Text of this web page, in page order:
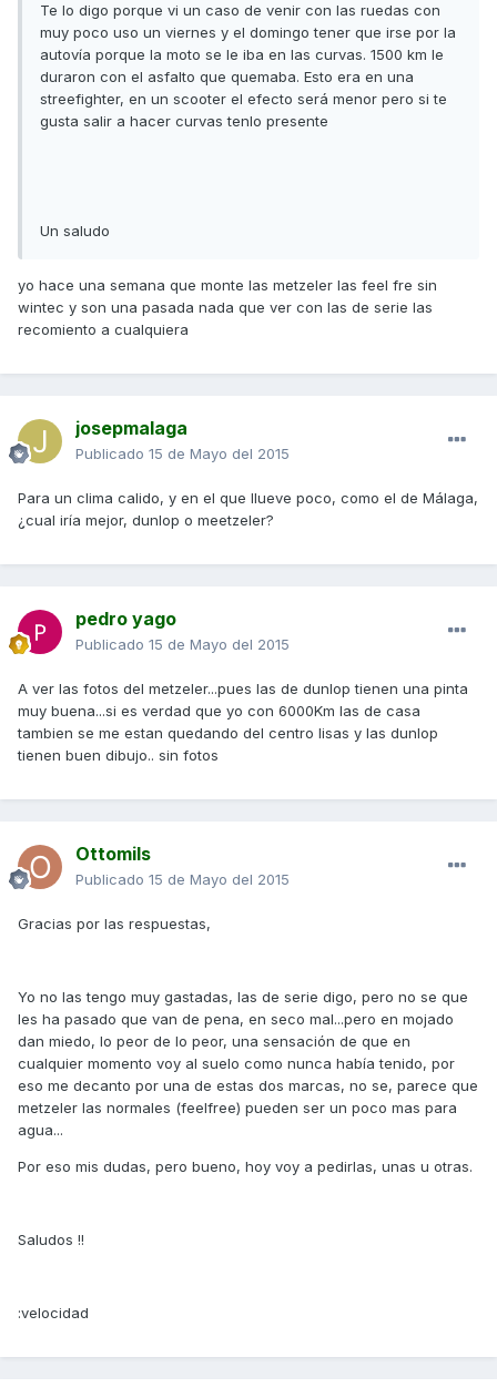
Te lo digo porque vi un caso de venir con las ruedas con
muy poco uso un viernes y el domingo tener que irse por la
autovía porque la moto se le iba en las curvas. 1500 km le
duraron con el asfalto que quemaba. Esto era en una
streefighter, en un scooter el efecto será menor pero si te
gusta salir a hacer curvas tenlo presente
Un saludo
yo hace una semana que monte las metzeler las feel fre sin
wintec y son una pasada nada que ver con las de serie las
recomiento a cualquiera
josepmalaga
Publicado 15 de Mayo del 2015
Para un clima calido, y en el que llueve poco, como el de Málaga,
¿cual iría mejor, dunlop o meetzeler?
pedro yago
Publicado 15 de Mayo del 2015
A ver las fotos del metzeler...pues las de dunlop tienen una pinta
muy buena...si es verdad que yo con 6000Km las de casa
tambien se me estan quedando del centro lisas y las dunlop
tienen buen dibujo.. sin fotos
Ottomils
Publicado 15 de Mayo del 2015
Gracias por las respuestas,
Yo no las tengo muy gastadas, las de serie digo, pero no se que
les ha pasado que van de pena, en seco mal...pero en mojado
dan miedo, lo peor de lo peor, una sensación de que en
cualquier momento voy al suelo como nunca había tenido, por
eso me decanto por una de estas dos marcas, no se, parece que
metzeler las normales (feelfree) pueden ser un poco mas para
agua...
Por eso mis dudas, pero bueno, hoy voy a pedirlas, unas u otras.
Saludos !!
:velocidad